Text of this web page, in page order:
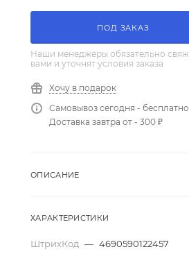
ПОД ЗАКАЗ
Наши менеджеры обязательно
вами и уточнят условия заказа
Хочу в подарок
Самовывоз сегодня - бесплатно
Доставка завтра от - 300 ₽
ОПИСАНИЕ
ХАРАКТЕРИСТИКИ
ШтрихКод — 4690590122457